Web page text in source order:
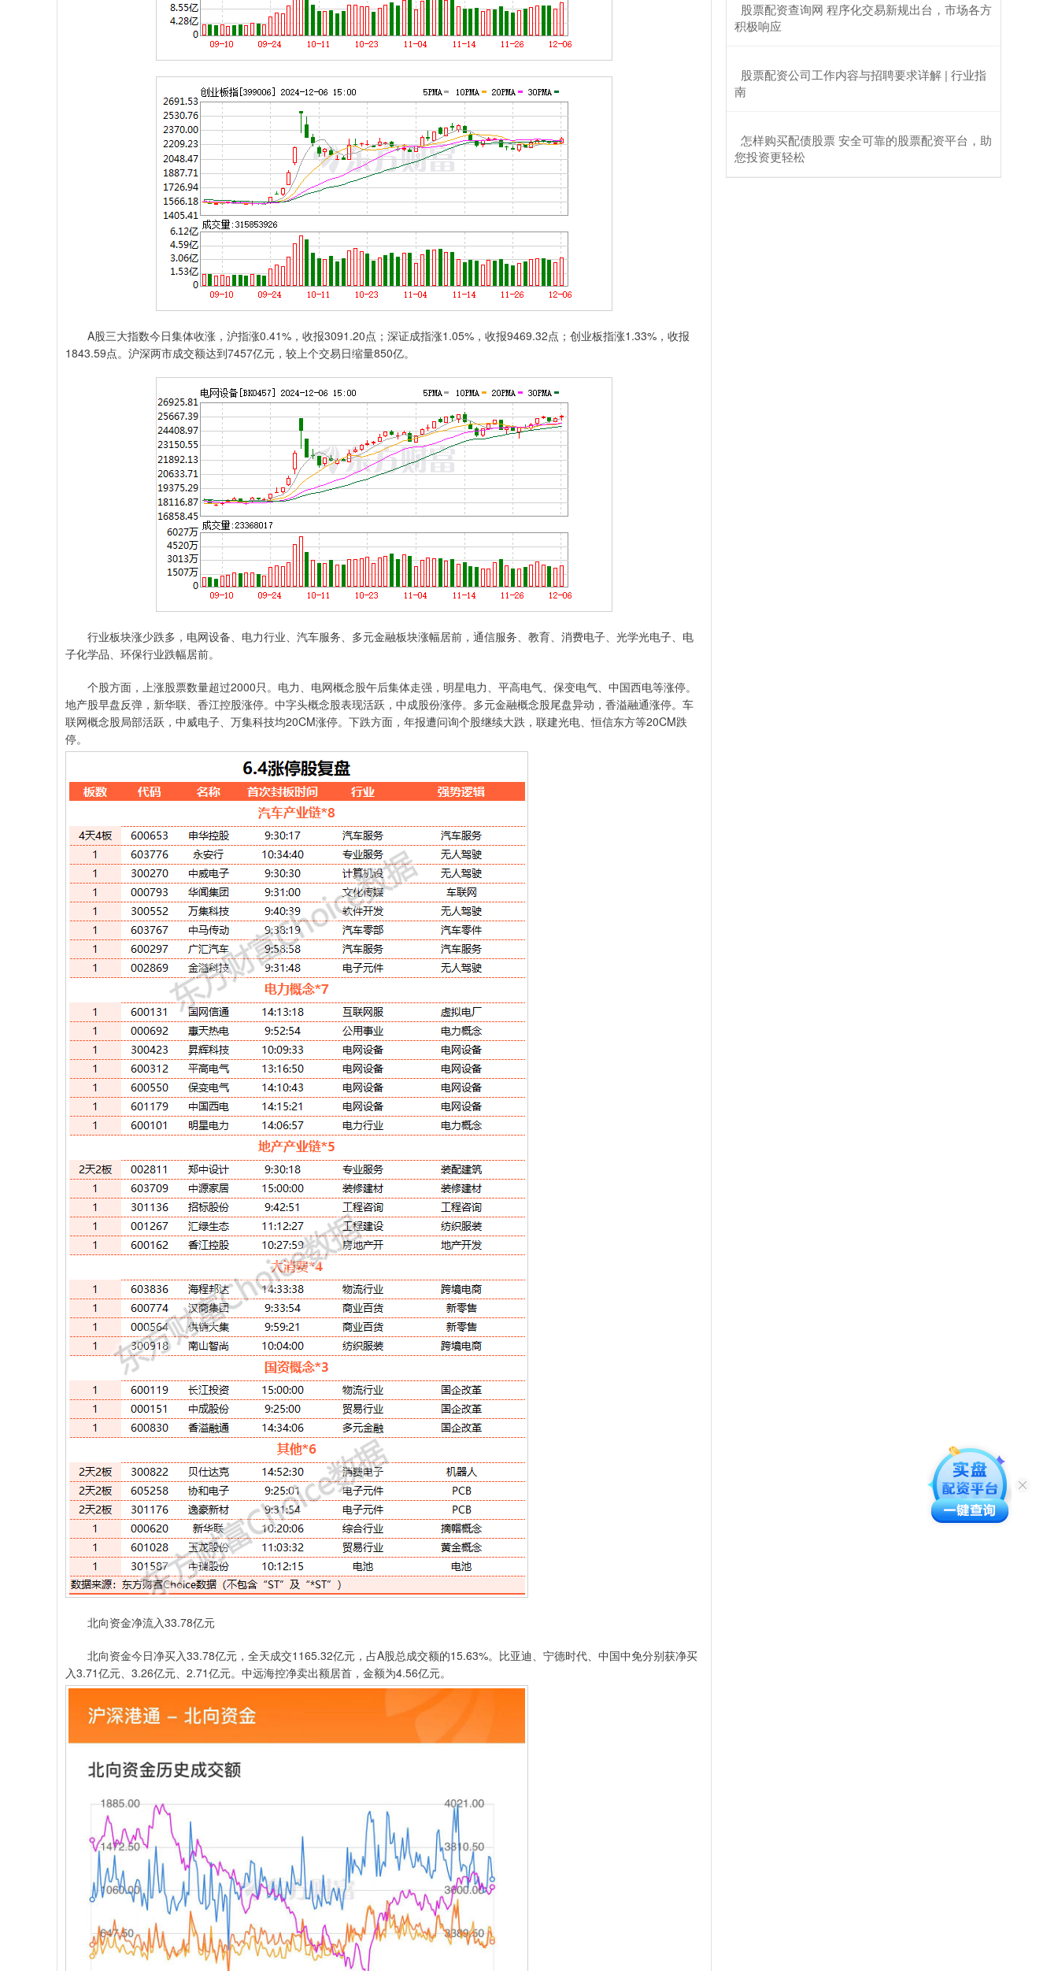
A股三大指数今日集体收涨，沪指涨0.41%，收报3091.20点；深证成指涨1.05%，收报9469.32点；创业板指涨1.33%，收报
1843.59点。沪深两市成交额达到7457亿元，较上个交易日缩量850亿。
行业板块涨少跌多，电网设备、电力行业、汽车服务、多元金融板块涨幅居前，通信服务、教育、消费电子、光学光电子、电
子化学品、环保行业跌幅居前。
个股方面，上涨股票数量超过2000只。电力、电网概念股午后集体走强，明星电力、平高电气、保变电气、中国西电等涨停。
地产股早盘反弹，新华联、香江控股涨停。中字头概念股表现活跃，中成股份涨停。多元金融概念股尾盘异动，香溢融通涨停。车
联网概念股局部活跃，中威电子、万集科技均20CM涨停。下跌方面，年报遭问询个股继续大跌，联建光电、恒信东方等20CM跌
停。
北向资金净流入33.78亿元
北向资金今日净买入33.78亿元，全天成交1165.32亿元，占A股总成交额的15.63%。比亚迪、宁德时代、中国中免分别获净买
入3.71亿元、3.26亿元、2.71亿元。中远海控净卖出额居首，金额为4.56亿元。
​股票配资查询网 程序化交易新规出台，市场各方
积极响应
​股票配资公司工作内容与招聘要求详解 | 行业指
南
​怎样购买配债股票 安全可靠的股票配资平台，助
您投资更轻松